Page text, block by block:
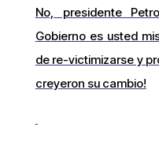
No, presidente
Gobierno es usted
de re-victimizarse y
creyeron su cambio!